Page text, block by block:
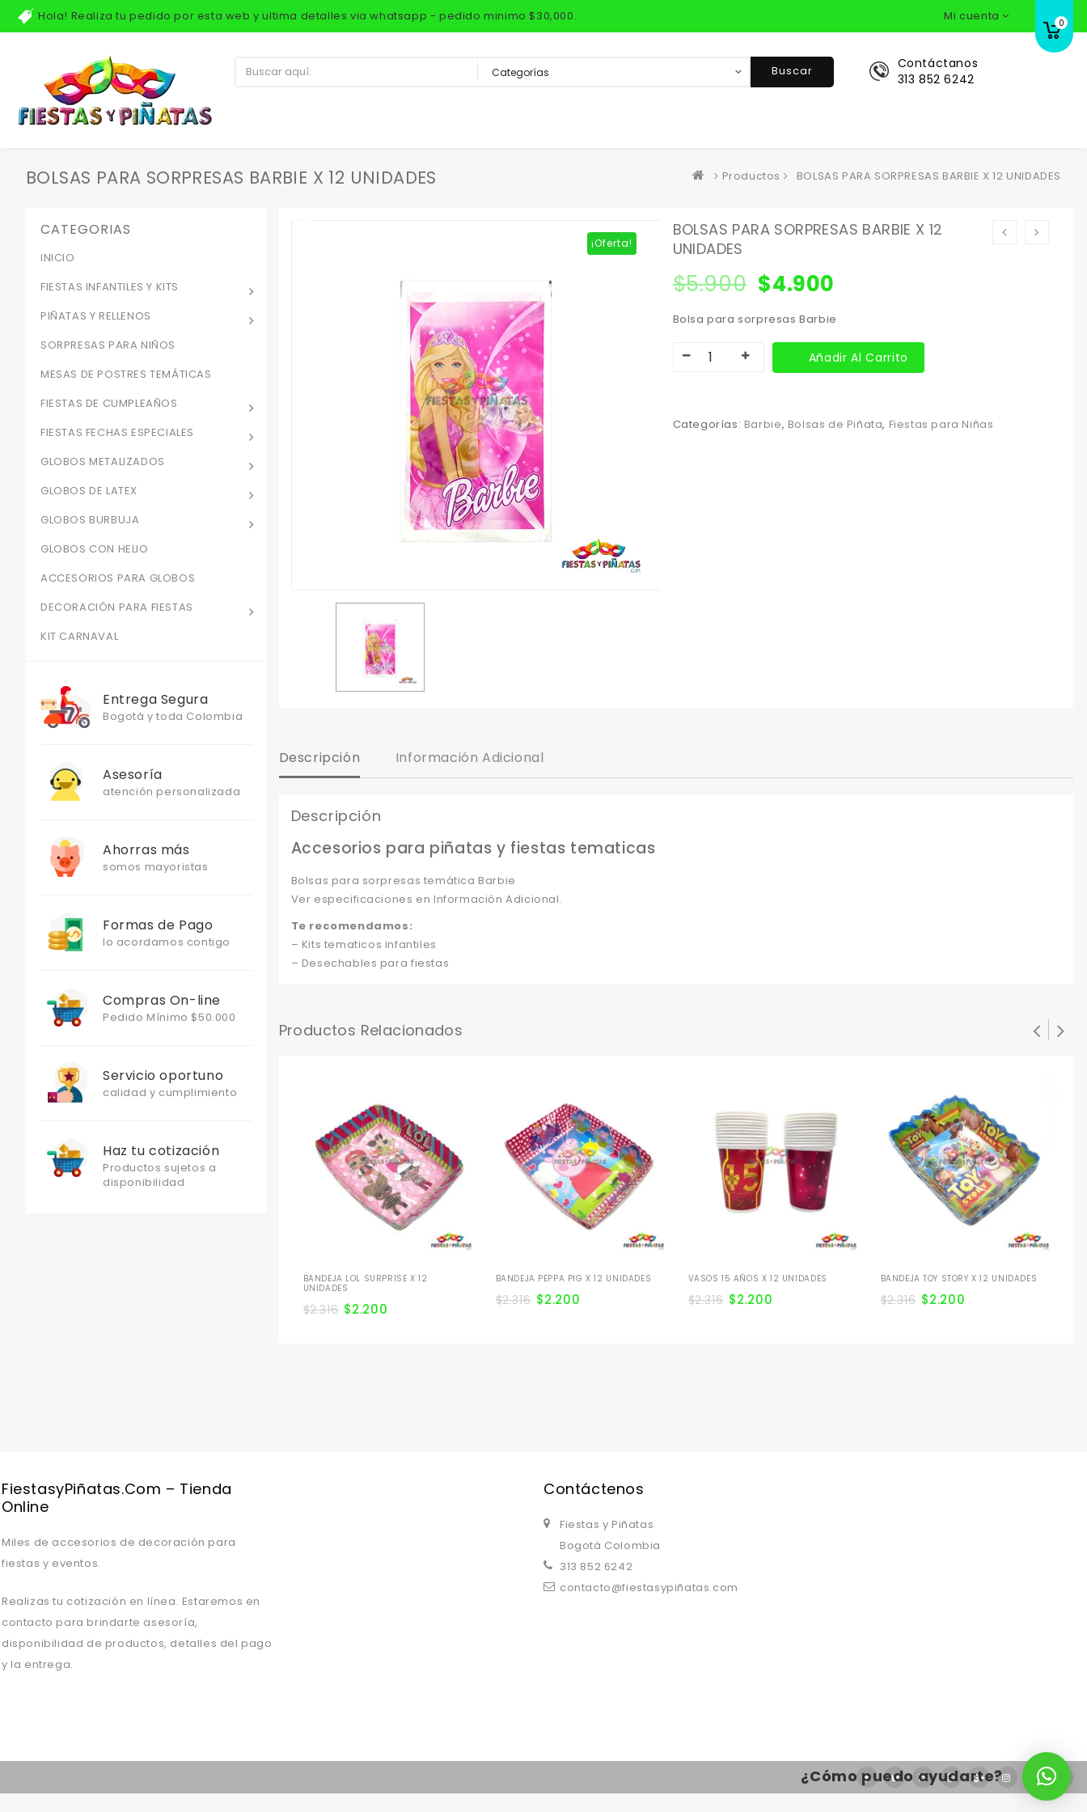
Hola! Realiza tu pedido por esta web y ultima detalles via whatsapp - pedido minimo $30,000. Mi cuenta 0
Contáctanos
313 852 6242
Buscar
BOLSAS PARA SORPRESAS BARBIE X 12 UNIDADES Productos BOLSAS PARA SORPRESAS BARBIE X 12 UNIDADES
¡Oferta!
BOLSAS PARA SORPRESAS BARBIE X 12
UNIDADES
$5.900 $4.900
Bolsa para sorpresas Barbie
Añadir Al Carrito
Categorías: Barbie, Bolsas de Piñata, Fiestas para Niñas
Descripción Información Adicional
Descripción
Accesorios para piñatas y fiestas tematicas
Bolsas para sorpresas temática Barbie
Ver especificaciones en Información Adicional.
Te recomendamos:
– Kits tematicos infantiles
– Desechables para fiestas
Productos Relacionados
BANDEJA LOL SURPRISE X 12
UNIDADES
$2.316 $2.200
BANDEJA PEPPA PIG X 12 UNIDADES
$2.316 $2.200
VASOS 15 AÑOS X 12 UNIDADES
$2.316 $2.200
BANDEJA TOY STORY X 12 UNIDADES
$2.316 $2.200
CATEGORIAS
INICIO
FIESTAS INFANTILES Y KITS
PIÑATAS Y RELLENOS
SORPRESAS PARA NIÑOS
MESAS DE POSTRES TEMÁTICAS
FIESTAS DE CUMPLEAÑOS
FIESTAS FECHAS ESPECIALES
GLOBOS METALIZADOS
GLOBOS DE LATEX
GLOBOS BURBUJA
GLOBOS CON HELIO
ACCESORIOS PARA GLOBOS
DECORACIÓN PARA FIESTAS
KIT CARNAVAL
Entrega Segura
Bogotá y toda Colombia
Asesoría
atención personalizada
Ahorras más
somos mayoristas
Formas de Pago
lo acordamos contigo
Compras On-line
Pedido Mínimo $50.000
Servicio oportuno
calidad y cumplimiento
Haz tu cotización
Productos sujetos a
disponibilidad
FiestasyPiñatas.com – Tienda
Online
Miles de accesorios de decoración para
fiestas y eventos.
Realizas tu cotización en línea. Estaremos en
contacto para brindarte asesoría,
disponibilidad de productos, detalles del pago
y la entrega.
Contáctenos
Fiestas y Piñatas
Bogotá Colombia
313 852 6242
contacto@fiestasypiñatas.com
¿Cómo puedo ayudarte?